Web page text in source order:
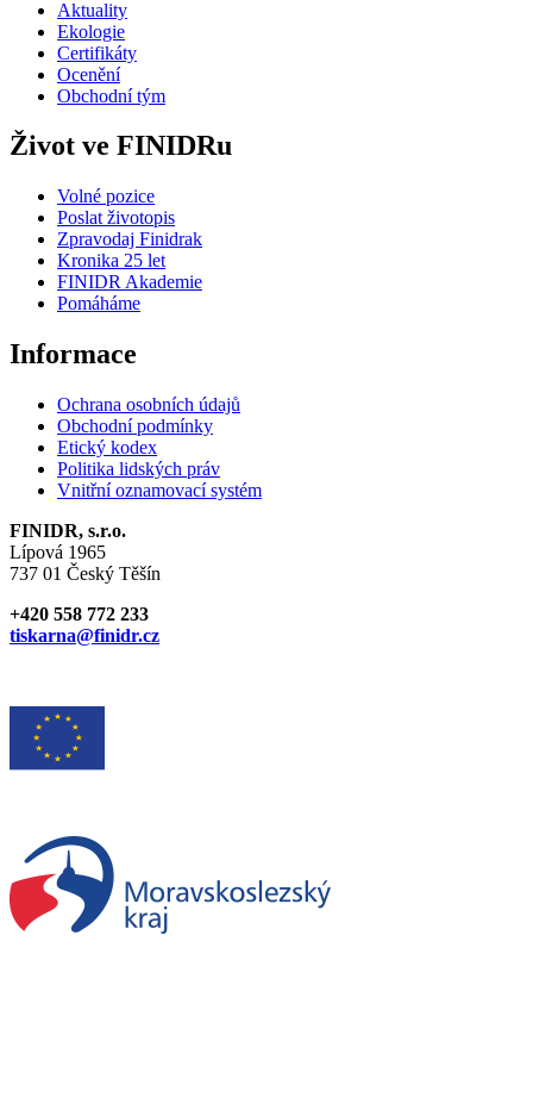
Aktuality
Ekologie
Certifikáty
Ocenění
Obchodní tým
Život ve FINIDRu
Volné pozice
Poslat životopis
Zpravodaj Finidrak
Kronika 25 let
FINIDR Akademie
Pomáháme
Informace
Ochrana osobních údajů
Obchodní podmínky
Etický kodex
Politika lidských práv
Vnitřní oznamovací systém
FINIDR, s.r.o.
Lípová 1965
737 01 Český Těšín
+420 558 772 233
tiskarna@finidr.cz